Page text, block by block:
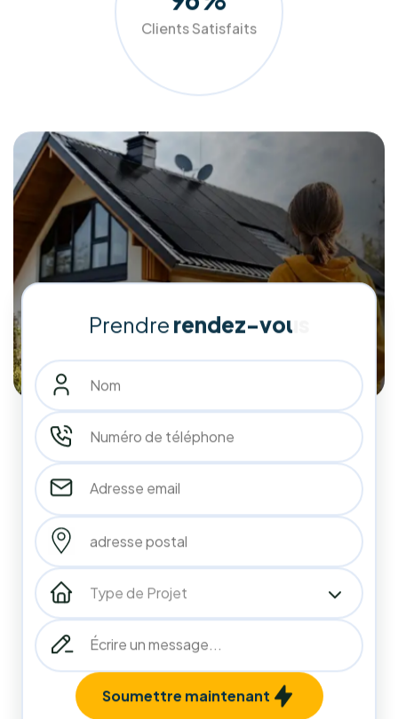
réduire drastiquement leurs factures tout en valorisant leur
patrimoine.
Faites le choix de la qualité et de l'accompagnement de A à
Z pour un avenir plus vert et plus économique.
Demander mon audit gratuit
10d'expérience
236
Installations Réalisées
236+
Projets terminés